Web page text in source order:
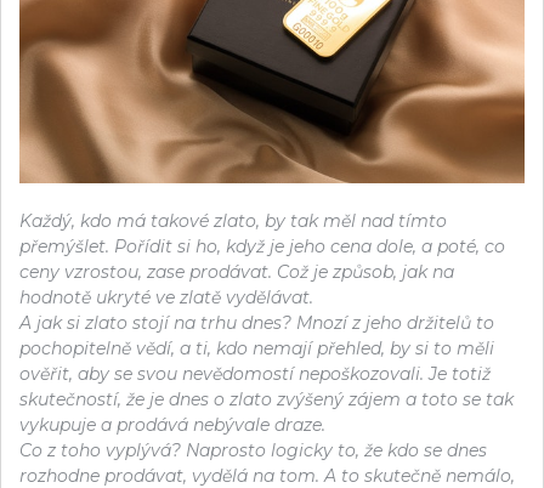
Každý, kdo má takové zlato, by tak měl nad tímto
přemýšlet. Pořídit si ho, když je jeho cena dole, a poté, co
ceny vzrostou, zase prodávat. Což je způsob, jak na
hodnotě ukryté ve zlatě vydělávat.
A jak si zlato stojí na trhu dnes? Mnozí z jeho držitelů to
pochopitelně vědí, a ti, kdo nemají přehled, by si to měli
ověřit, aby se svou nevědomostí nepoškozovali. Je totiž
skutečností, že je dnes o zlato zvýšený zájem a toto se tak
vykupuje a prodává nebývale draze.
Co z toho vyplývá? Naprosto logicky to, že kdo se dnes
rozhodne prodávat, vydělá na tom. A to skutečně nemálo,